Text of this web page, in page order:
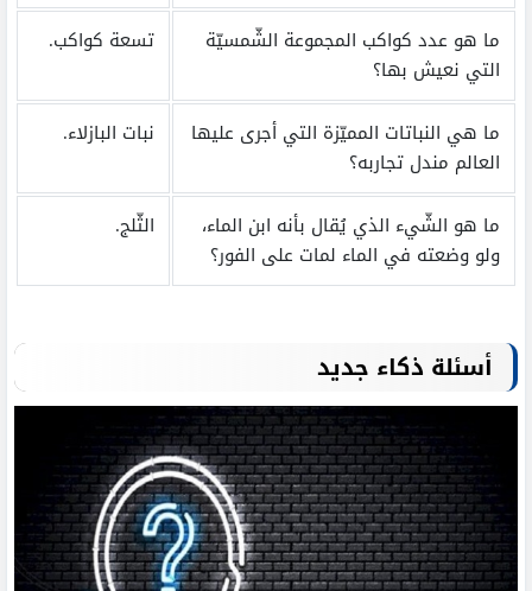
ما هو عدد كواكب المجموعة الشّمسيّة
التي نعيش بها؟
تسعة كواكب.
ما هي النباتات المميّزة التي أجرى عليها
العالم مندل تجاربه؟
نبات البازلاء.
ما هو الشّيء الذي يُقال بأنه ابن الماء،
ولو وضعته في الماء لمات على الفور؟
الثّلج.
أسئلة ذكاء جديد